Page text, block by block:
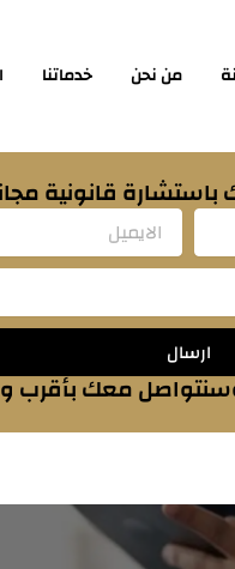
من نحن خدماتنا
قانونية
ارسال
وسنتواصل معك